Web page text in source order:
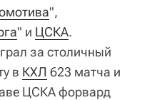
",
" и ЦСКА.
за столичный
в КХЛ 623 матча и
ЦСКА форвард